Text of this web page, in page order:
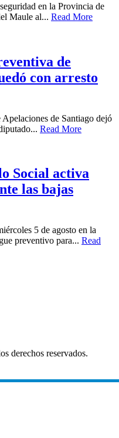
en la Provincia de
Maule al... Read More
de
con arresto
de Santiago dejó
Read More
Social activa
las bajas
5 de agosto en la
preventivo para... Read
derechos reservados.